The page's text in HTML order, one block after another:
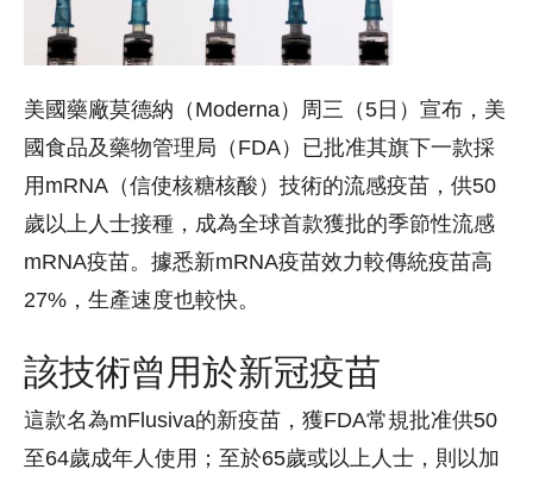
美國藥廠莫德納（Moderna）周三（5日）宣布，美
國食品及藥物管理局（FDA）已批准其旗下一款採
用mRNA（信使核糖核酸）技術的流感疫苗，供50
歲以上人士接種，成為全球首款獲批的季節性流感
mRNA疫苗。據悉新mRNA疫苗效力較傳統疫苗高
27%，生產速度也較快。
該技術曾用於新冠疫苗
這款名為mFlusiva的新疫苗，獲FDA常規批准供50
至64歲成年人使用；至於65歲或以上人士，則以加